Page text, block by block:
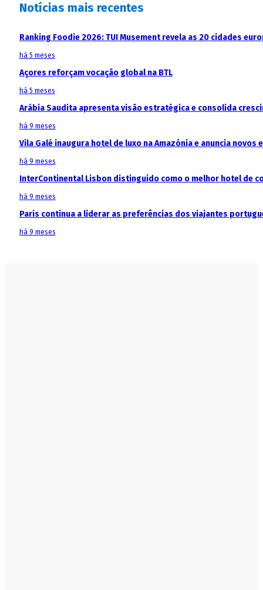
Notícias mais recentes
Ranking Foodie 2026: TUI Musement revela as 20 cidades
há 5 meses
Açores reforçam vocação global na BTL
há 5 meses
Arábia Saudita apresenta visão estratégica e consolida
há 9 meses
Vila Galé inaugura hotel de luxo na Amazónia e anuncia
há 9 meses
InterContinental Lisbon distinguido como o melhor hotel de
há 9 meses
Paris continua a liderar as preferências dos viajantes
há 9 meses